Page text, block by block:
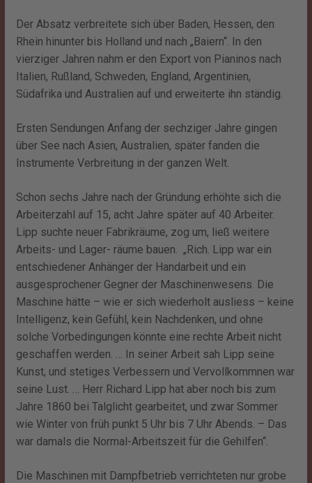
Der Absatz verbreitete sich über Baden, Hessen, den
Rhein hinunter bis Holland und nach „Baiern“. In den
vierziger Jahren nahm er den Export von Pianinos nach
Italien, Rußland, Schweden, England, Argentinien,
Südafrika und Australien auf und erweiterte ihn ständig.
Ersten Sendungen Anfang der sechziger Jahre gingen
über See nach Asien, Australien, später fanden die
Instrumente Verbreitung in der ganzen Welt.
Schon sechs Jahre nach der Gründung erhöhte sich die
Arbeiterzahl auf 15, acht Jahre später auf 40 Arbeiter.
Lipp suchte neuer Fabrikräume, zog um, ließ weitere
Arbeits- und Lager- räume bauen. „Rich. Lipp war ein
entschiedener Anhänger der Handarbeit und ein
ausgesprochener Gegner der Maschinenwesens. Die
Maschine hätte – wie er sich wiederholt ausliess – keine
Intelligenz, kein Gefühl, kein Nachdenken, und ohne
solche Vorbedingungen könnte eine rechte Arbeit nicht
geschaffen werden. … In seiner Arbeit sah Lipp seine
Kunst, und stetiges Verbessern und Vervollkommnen war
seine Lust. … Herr Richard Lipp hat aber noch bis zum
Jahre 1860 bei Talglicht gearbeitet, und zwar Sommer
wie Winter von früh punkt 5 Uhr bis 7 Uhr Abends. – Das
war damals die Normal-Arbeitszeit für die Gehilfen“.
Die Maschinen mit Dampfbetrieb verrichteten nur grobe